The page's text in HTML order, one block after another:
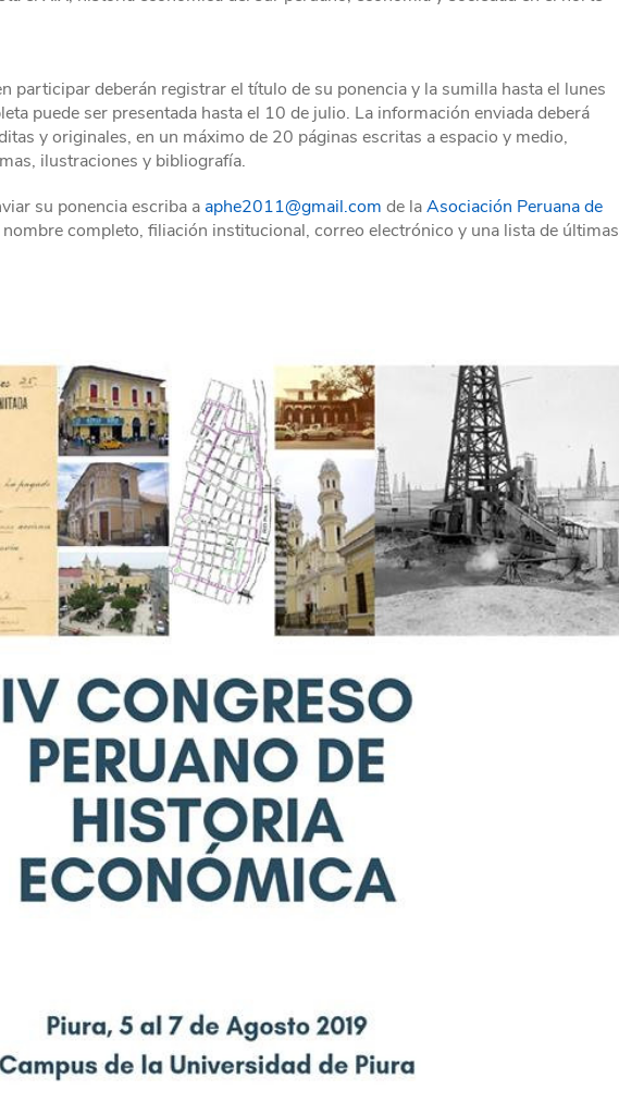
participar deberán registrar el título de su ponencia y la sumilla hasta el lunes
puede ser presentada hasta el 10 de julio. La información enviada deberá
y originales, en un máximo de 20 páginas escritas a espacio y medio,
ilustraciones y bibliografía.
su ponencia escriba a aphe2011@gmail.com de laAsociación Peruana de
completo, filiación institucional, correo electrónico y una lista de últimas